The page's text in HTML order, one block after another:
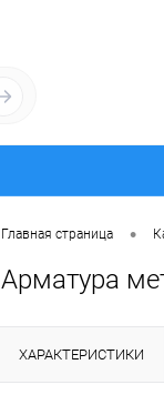
Главная страница •
Арматура
ХАРАКТЕРИСТИКИ